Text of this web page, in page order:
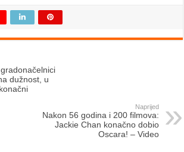
dužnost, u
Naprijed
Nakon 56 godina i 200 filmova:
Jackie Chan konačno dobio
Oscara! – Video